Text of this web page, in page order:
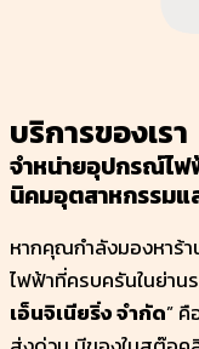
บริการของเรา
จำหน่ายอุปกรณ์ไฟ
นิคมอุตสาหกรรมแ
หากคุณกำลังมองหาร้
ไฟฟ้าที่ครบครันในย่าน
เอ็นจิเนียริ่ง จำกัด”